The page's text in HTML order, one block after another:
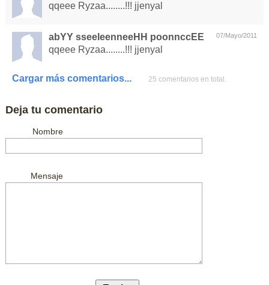
qqeee Ryzaa........!!! jjenyal
07/Mayo/2011
abYY sseeleenneeHH poonnccEE
qqeee Ryzaa........!!! jjenyal
Cargar más comentarios... 25 comentarios en total.
Deja tu comentario
Nombre
Mensaje